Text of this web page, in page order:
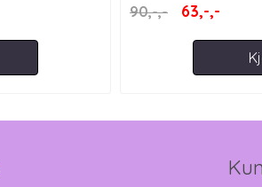
90,-,- 63,-,-